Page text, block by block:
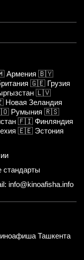
Армения 🇧🇾
🇬🇪 Грузия
🇱🇻
Новая Зеландия
Румыния 🇷🇸
🇫🇮 Финляндия
🇪🇪 Эстония
стандарты
info@kinoafisha.info
Ташкента